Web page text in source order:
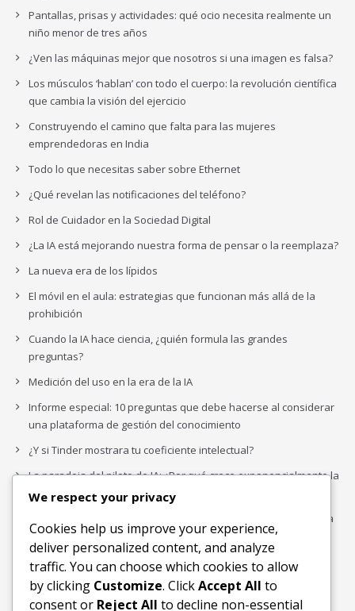
Pantallas, prisas y actividades: qué ocio necesita realmente un
niño menor de tres años
¿Ven las máquinas mejor que nosotros si una imagen es falsa?
Los músculos ‘hablan’ con todo el cuerpo: la revolución científica
que cambia la visión del ejercicio
Construyendo el camino que falta para las mujeres
emprendedoras en India
Todo lo que necesitas saber sobre Ethernet
¿Qué revelan las notificaciones del teléfono?
Rol de Cuidador en la Sociedad Digital
¿La IA está mejorando nuestra forma de pensar o la reemplaza?
La nueva era de los lípidos
El móvil en el aula: estrategias que funcionan más allá de la
prohibición
Cuando la IA hace ciencia, ¿quién formula las grandes
preguntas?
Medición del uso en la era de la IA
Informe especial: 10 preguntas que debe hacerse al considerar
una plataforma de gestión del conocimiento
¿Y si Tinder mostrara tu coeficiente intelectual?
La paradoja del piloto de IA: ¿Por qué crece exponencialmente la
complejidad de la IA empresarial?
Los organigramas de marketing se crearon para los canales. La
IA acaba de dejarlos obsoletos.
Buscar
Buscar
We respect your privacy
Cookies help us improve your experience,
deliver personalized content, and analyze
traffic. You can choose which cookies to allow
by clicking Customize. ClickAccept All to
consent or Reject All to decline non-essential